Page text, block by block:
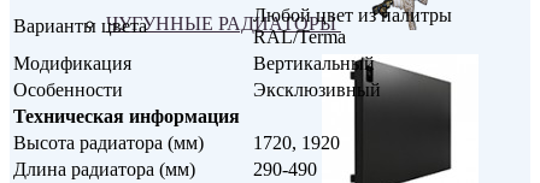
ЧУГУННЫЕ РАДИАТОРЫ
Варианты цвета
Любой цвет из палитры
RAL/Terma
Модификация
Вертикальный
Особенности
Эксклюзивный
Техническая информация
Высота радиатора (мм)
1720, 1920
Длина радиатора (мм)
290-490